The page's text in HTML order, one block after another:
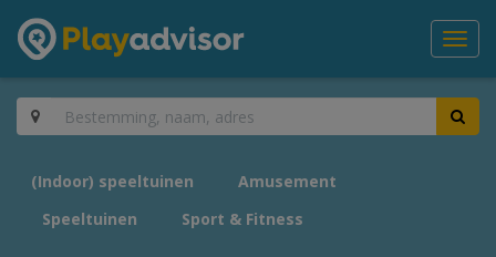
(Indoor) speeltuinen
Amusement
Speeltuinen
Sport & Fitness